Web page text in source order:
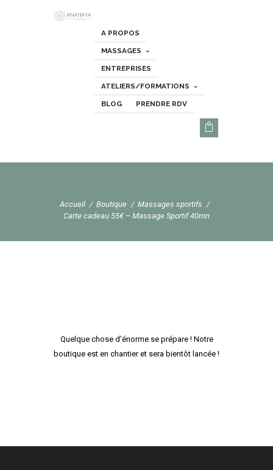
A PROPOS
MASSAGES
ENTREPRISES
ATELIERS/FORMATIONS
BLOG PRENDRE RDV
Accueil Boutique
Massages sportifs
Carte cadeau 55€ – Massage Sportif 40mn
Quelque chose d’énorme se prépare ! Notre
boutique est en chantier et sera bientôt lancée !